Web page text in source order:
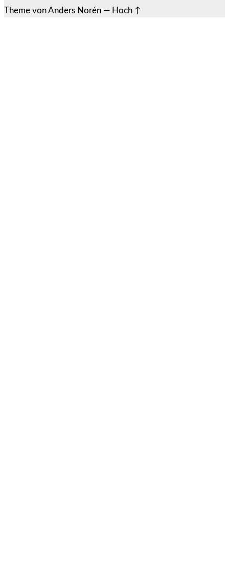
Theme vonAnders Norén — Hoch ↑